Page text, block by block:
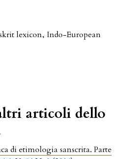
lexicon, Indo-European
articoli dello
di etimologia sanscrita. Parte